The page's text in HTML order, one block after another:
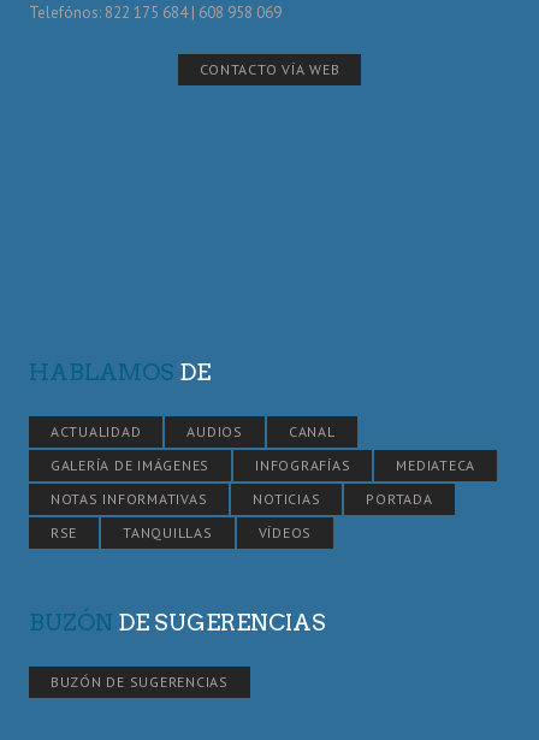
Telefónos: 822 175 684 | 608 958 069
CONTACTO VÍA WEB
HABLAMOS DE
ACTUALIDAD AUDIOS
CANAL
GALERÍA DE IMÁGENES
INFOGRAFÍAS
MEDIATECA
NOTAS INFORMATIVAS
NOTICIAS
PORTADA
RSE
TANQUILLAS VÍDEOS
BUZÓN DE SUGERENCIAS
BUZÓN DE SUGERENCIAS